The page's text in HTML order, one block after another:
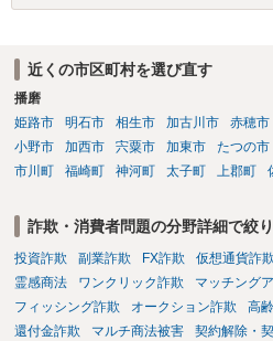
だとしても学費の請求が裁判所によっ
近くの市区町村を選び直す
播磨
姫路市
明石市 相生市 加古川市 赤穂市
小野市
加西市 宍粟市 加東市 たつの市
市川町
福崎町 神河町 太子町 上郡町
詐欺・消費者問題の分野詳細で絞
投資詐欺 副業詐欺 FX詐欺 仮想通貨詐欺
霊感商法
ワンクリック詐欺 マッチング
フィッシング詐欺
オークション詐欺 高
還付金詐欺
マルチ商法被害 契約解除・